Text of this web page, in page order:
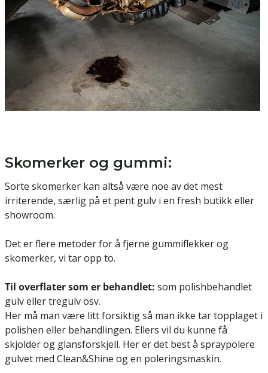
Skomerker og gummi:
Sorte skomerker kan altså være noe av det mest
irriterende, særlig på et pent gulv i en fresh butikk eller
showroom.
Det er flere metoder for å fjerne gummiflekker og
skomerker, vi tar opp to.
Til overflater som er behandlet: som polishbehandlet
gulv eller tregulv osv.
Her må man være litt forsiktig så man ikke tar topplaget i
polishen eller behandlingen. Ellers vil du kunne få
skjolder og glansforskjell. Her er det best å spraypolere
gulvet med Clean&Shine og en poleringsmaskin.